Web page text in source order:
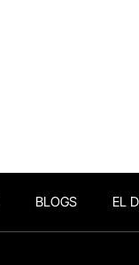
BLOGS EL